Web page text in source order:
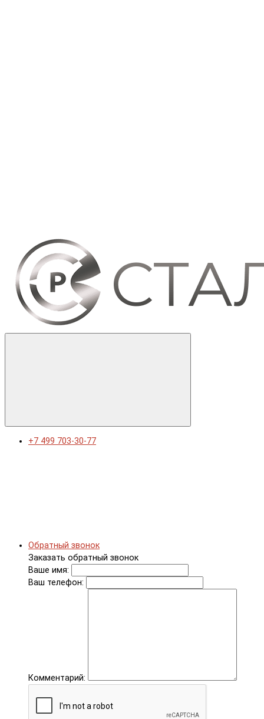
+7 499 703-30-77
Обратный звонок
Заказать обратный звонок
Ваше имя:
Ваш телефон:
Комментарий: